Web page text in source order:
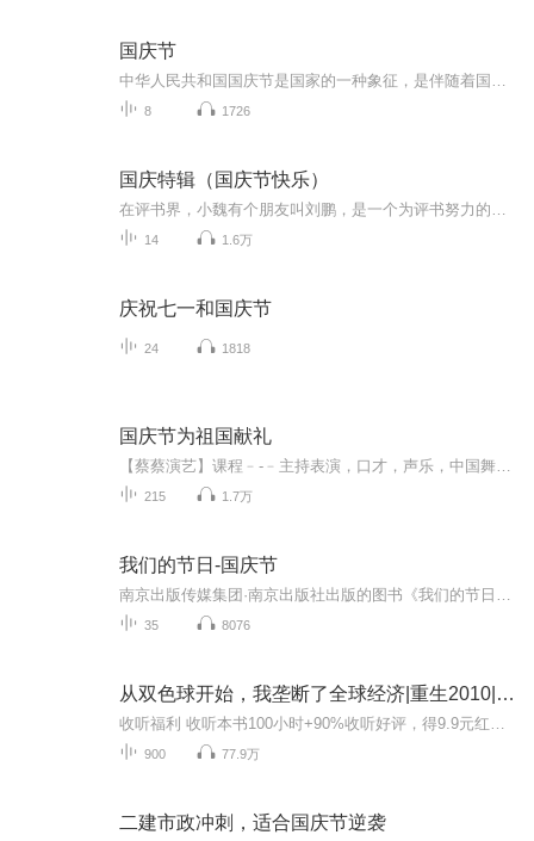
国庆节
8 1726
国庆特辑（国庆节快乐）
14 1.6万
庆祝七一和国庆节
24 1818
国庆节为祖国献礼
215 1.7万
我们的节日-国庆节
35 8076
从双色球开始，我垄断了全球经济|重生2010|都市逆袭爽文|多人有声|真人|免费
900 77.9万
二建市政冲刺，适合国庆节逆袭